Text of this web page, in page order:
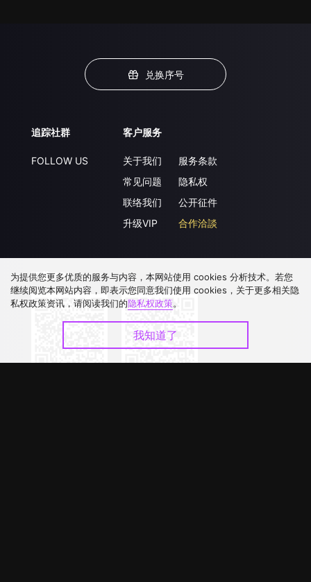
兑换序号
追踪社群
FOLLOW US
客户服务
关于我们
常见问题
联络我们
升级VIP
服务条款
隐私权
公开征件
合作洽談
下载 APP
为提供您更多优质的服务与内容，本网站使用 cookies 分析技术。若您
继续阅览本网站内容，即表示您同意我们使用 cookies，关于更多相关隐
私权政策资讯，请阅读我们的隐私权政策。
我知道了